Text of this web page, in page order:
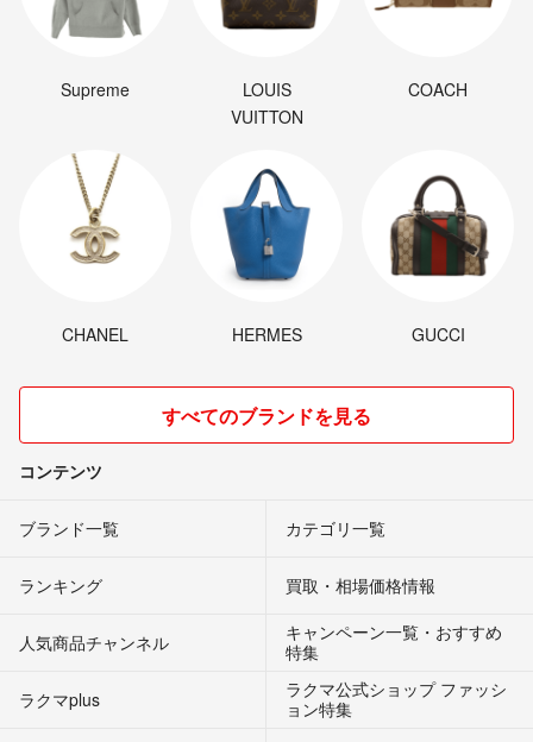
Supreme
LOUIS
VUITTON
COACH
CHANEL HERMES GUCCI
すべてのブランドを見る
コンテンツ
ブランド一覧 カテゴリ一覧
ランキング 買取・相場価格情報
人気商品チャンネル
キャンペーン一覧・おすすめ
特集
ラクマplus
ラクマ公式ショップ ファッシ
ョン特集